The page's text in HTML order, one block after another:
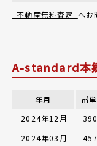
「不動産無料査定」へお
A-standard本
年月 ㎡
2024年12月
2024年03月